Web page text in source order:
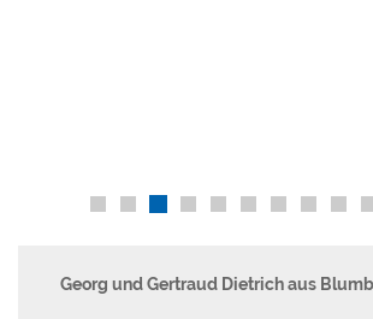
Georg und Gertraud Dietrich aus